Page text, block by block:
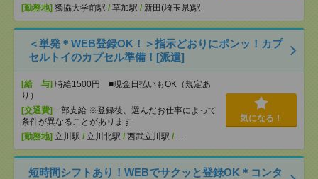
[勤務地] 獨協大学前駅 / 草加駅 / 新田(埼玉県)駅
＜単発＊WEB登録OK！＞指示どおりにポンッ！カプ
セルトイのカプセル準備！[派遣]
[給 与] 時給1500円 ■現金日払いもOK（規定あ
り）
[交通費]一部支給 ※登録後、選んだお仕事によって
条件が異なることがあります
[勤務地] 立川駅 / 立川北駅 / 西武立川駅 / …
気になる！
短時間シフトあり！WEBでサクッと登録OK＊コンタ